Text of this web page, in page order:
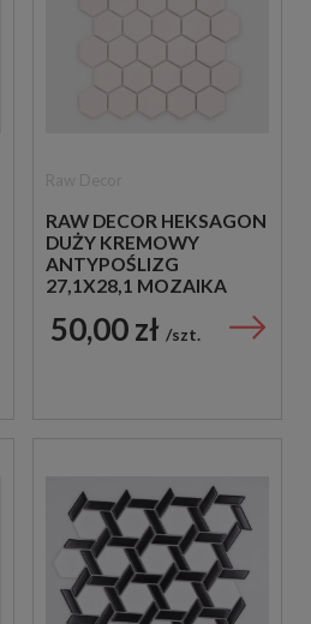
RAW DECOR HEKSAGON
DUŻY KREMOWY
ANTYPOŚLIZG
27,1X28,1 MOZAIKA
50,00 zł szt.